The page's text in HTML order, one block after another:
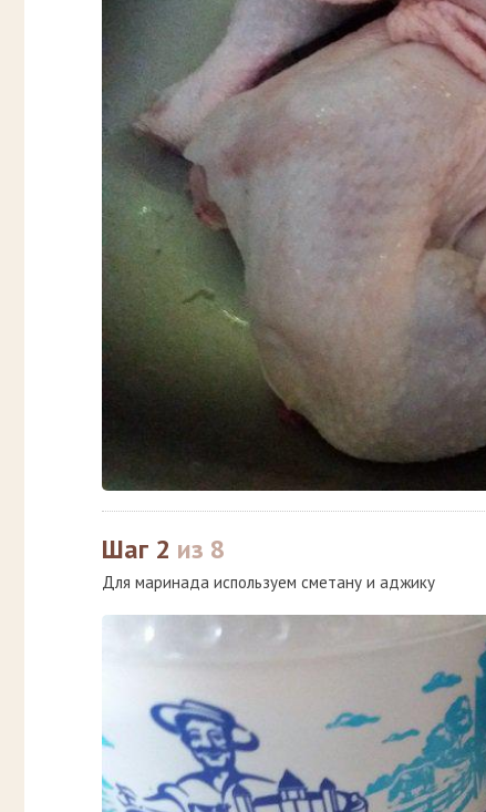
Шаг 2 из 8
Для маринада используем сметану и аджику